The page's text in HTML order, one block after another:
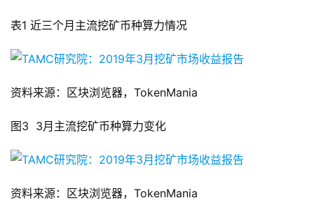
表1 近三个月主流挖矿币种算力情况
资料来源：区块浏览器，TokenMania
图3 3月主流挖矿币种算力变化
资料来源：区块浏览器，TokenMania